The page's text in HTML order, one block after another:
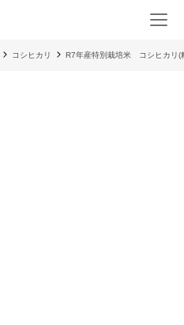
コシヒカリ R7年産特別栽培米 コシヒカリ(